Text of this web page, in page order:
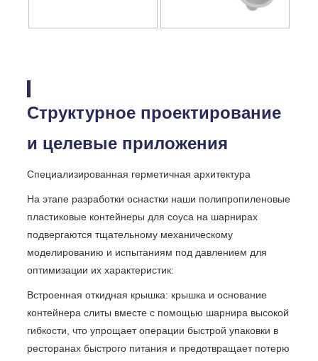
Структурное проектирование
и целевые приложения
Специализированная герметичная архитектура
На этапе разработки оснастки наши полипропиленовые
пластиковые контейнеры для соуса на шарнирах
подвергаются тщательному механическому
моделированию и испытаниям под давлением для
оптимизации их характеристик:
Встроенная откидная крышка: крышка и основание
контейнера слиты вместе с помощью шарнира высокой
гибкости, что упрощает операции быстрой упаковки в
ресторанах быстрого питания и предотвращает потерю